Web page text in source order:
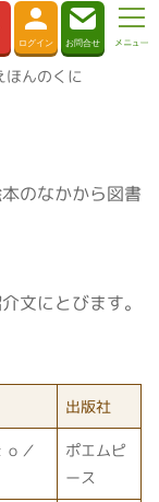
ほんのくに
のなかから図書
文にとびます。
出版社
ｏ／
ポエムピ
ース